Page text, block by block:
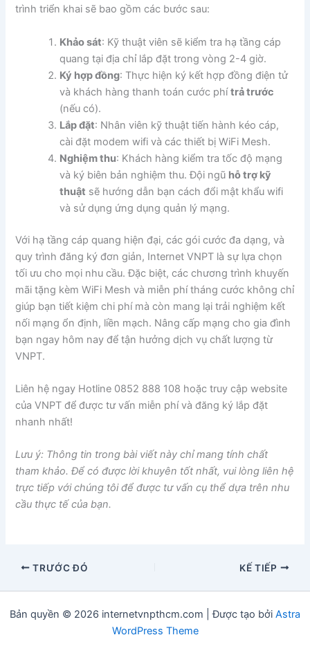
trình triển khai sẽ bao gồm các bước sau:
Khảo sát: Kỹ thuật viên sẽ kiểm tra hạ tầng cáp
quang tại địa chỉ lắp đặt trong vòng 2-4 giờ.
Ký hợp đồng: Thực hiện ký kết hợp đồng điện tử
và khách hàng thanh toán cước phítrả trước
(nếu có).
Lắp đặt: Nhân viên kỹ thuật tiến hành kéo cáp,
cài đặt modem wifi và các thiết bị WiFi Mesh.
Nghiệm thu: Khách hàng kiểm tra tốc độ mạng
và ký biên bản nghiệm thu. Đội ngũ hỗ trợ kỹ
thuật sẽ hướng dẫn bạn cách đổi mật khẩu wifi
và sử dụng ứng dụng quản lý mạng.
Với hạ tầng cáp quang hiện đại, các gói cước đa dạng, và
quy trình đăng ký đơn giản, Internet VNPT là sự lựa chọn
tối ưu cho mọi nhu cầu. Đặc biệt, các chương trình khuyến
mãi tặng kèm WiFi Mesh và miễn phí tháng cước không chỉ
giúp bạn tiết kiệm chi phí mà còn mang lại trải nghiệm kết
nối mạng ổn định, liền mạch. Nâng cấp mạng cho gia đình
bạn ngay hôm nay để tận hưởng dịch vụ chất lượng từ
VNPT.
Liên hệ ngay Hotline 0852 888 108 hoặc truy cập website
của VNPT để được tư vấn miễn phí và đăng ký lắp đặt
nhanh nhất!
Lưu ý: Thông tin trong bài viết này chỉ mang tính chất
tham khảo. Để có được lời khuyên tốt nhất, vui lòng liên hệ
trực tiếp với chúng tôi để được tư vấn cụ thể dựa trên nhu
cầu thực tế của bạn.
TRƯỚC ĐÓ KẾ TIẾP
Bản quyền © 2026 internetvnpthcm.com | Được tạo bởi Astra
WordPress Theme